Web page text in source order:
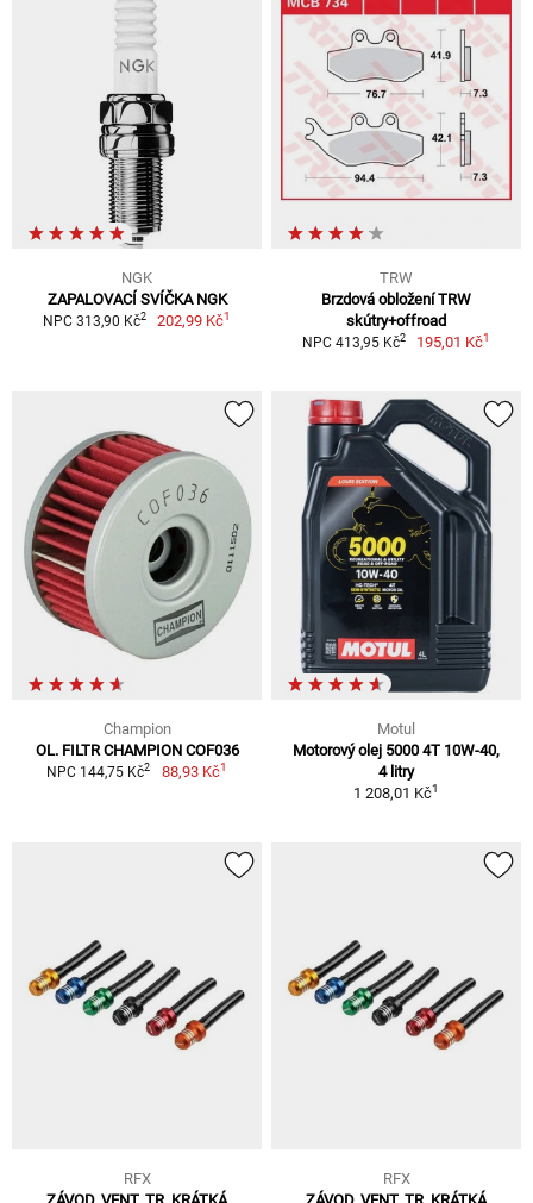
NGK
ZAPALOVACÍ SVÍČKA NGK
NPC 313,90 Kč2 202,99 Kč1
TRW
Brzdová obložení TRW
skútry+offroad
NPC 413,95 Kč2 195,01 Kč1
Champion
OL. FILTR CHAMPION COF036
NPC 144,75 Kč2 88,93 Kč1
Motul
Motorový olej 5000 4T 10W-40,
4 litry
1 208,01 Kč1
RFX
RFX